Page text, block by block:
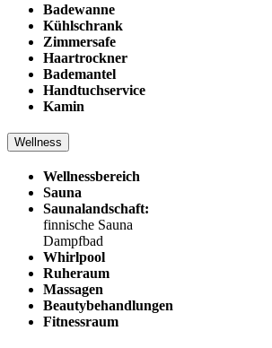
Badewanne
Kühlschrank
Zimmersafe
Haartrockner
Bademantel
Handtuchservice
Kamin
Wellness
Wellnessbereich
Sauna
Saunalandschaft:
finnische Sauna
Dampfbad
Whirlpool
Ruheraum
Massagen
Beautybehandlungen
Fitnessraum